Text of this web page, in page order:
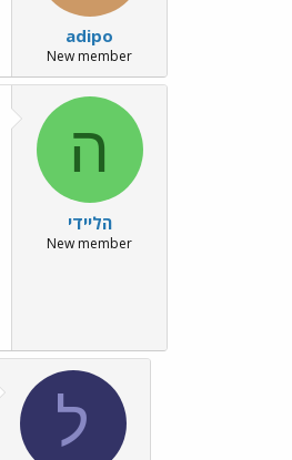
adipo
New member
ה
הליידי
New member
ל